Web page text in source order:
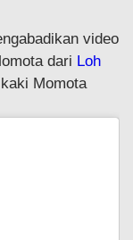
video
dari Loh
Momota